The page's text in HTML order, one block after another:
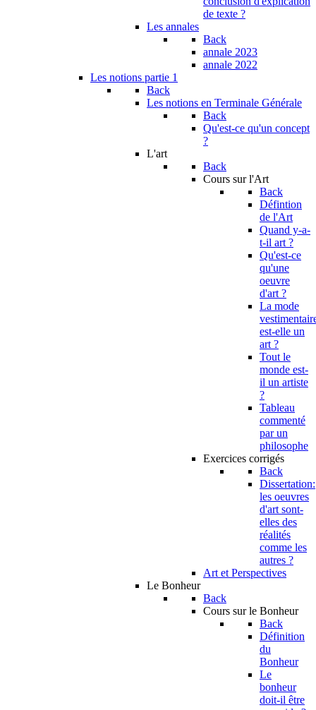
de texte ?
Les annales
Back
annale 2023
annale 2022
Les notions partie 1
Back
Les notions en Terminale Générale
Back
Qu'est-ce qu'un concept
?
L'art
Back
Cours sur l'Art
Back
Défintion
de l'Art
Quand y-a-
t-il art ?
Qu'est-ce
qu'une
oeuvre
d'art ?
La mode
est-elle un
art ?
Tout le
monde est-
il un artiste
?
Tableau
commenté
par un
philosophe
Exercices corrigés
Back
Dissertation:
les oeuvres
d'art sont-
elles des
réalités
comme les
autres ?
Art et Perspectives
Le Bonheur
Back
Cours sur le Bonheur
Back
Définition
du
Bonheur
Le
bonheur
doit-il être